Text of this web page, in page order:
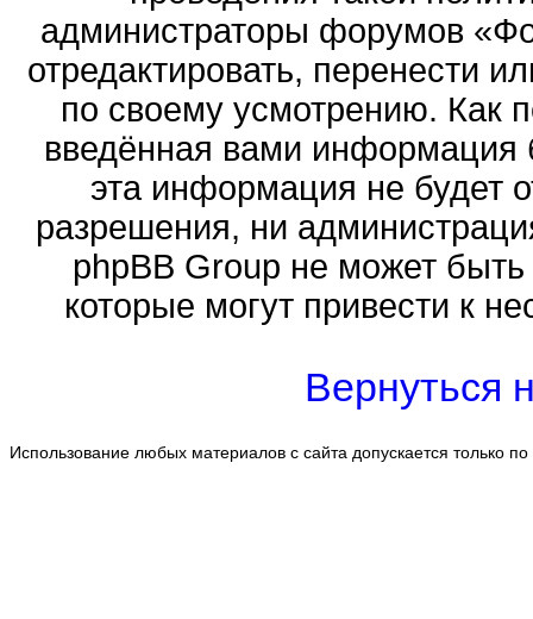
администраторы форумов
отредактировать, перенести
по своему усмотрению. Как
введённая вами информация
эта информация не будет
разрешения, ни
phpBB Group не может быть
которые могут привести к
Вернуться
Использование любых материалов с сайта допускается только